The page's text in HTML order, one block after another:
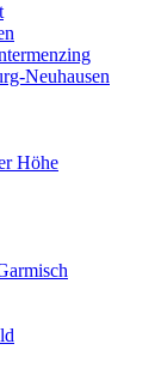
Neuhausen
Höhe